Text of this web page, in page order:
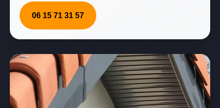
06 15 71 31 57